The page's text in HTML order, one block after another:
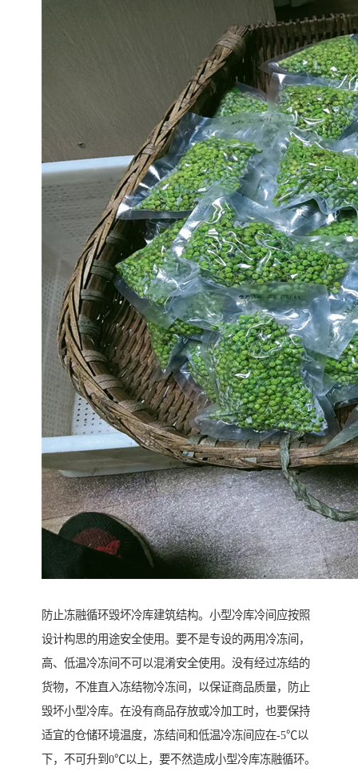
防止冻融循环毁坏冷库建筑结构。小型冷库冷间应按照
设计构思的用途安全使用。要不是专设的两用冷冻间，
高、低温冷冻间不可以混淆安全使用。没有经过冻结的
货物，不准直入冻结物冷冻间，以保证商品质量，防止
毁坏小型冷库。在没有商品存放或冷加工时，也要保持
适宜的仓储环境温度，冻结间和低温冷冻间应在-5℃以
下，不可升到0℃以上，要不然造成小型冷库冻融循环。